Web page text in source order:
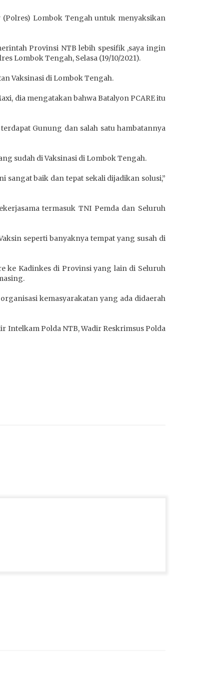
Lombok Tengah untuk menyaksikan
Provinsi NTB lebih spesifik ,saya ingin
Lombok Tengah, Selasa (19/10/2021).
Vaksinasi di Lombok Tengah.
dia mengatakan bahwa Batalyon PCARE itu
Gunung dan salah satu hambatannya
sudah di Vaksinasi di Lombok Tengah.
sangat baik dan tepat sekali dijadikan solusi,”
termasuk TNI Pemda dan Seluruh
seperti banyaknya tempat yang susah di
ke Kadinkes di Provinsi yang lain di Seluruh
kemasyarakatan yang ada didaerah
Intelkam Polda NTB, Wadir Reskrimsus Polda